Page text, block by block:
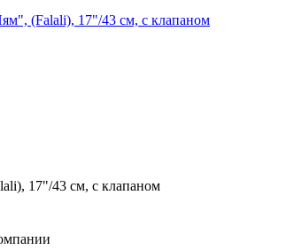
17"/43 см, с клапаном